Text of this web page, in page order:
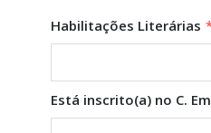
Habilitações Literárias
Está inscrito(a) no C.